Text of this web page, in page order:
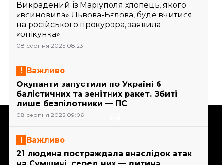
Викрадений із Маріуполя хлопець, якого
«всиновила» Львова-Бєлова, буде вчитися
на російського прокурора, заявила
«опікунка»
08 серпня 2026 08:23
Важливо
Окупанти запустили по Україні 6
балістичних та зенітних ракет. Збиті
лише безпілотники — ПС
08 серпня 2026 09:06
Важливо
21 людина постраждала внаслідок атак
Підтримай hromadske.
Ми працюємо для тебе та